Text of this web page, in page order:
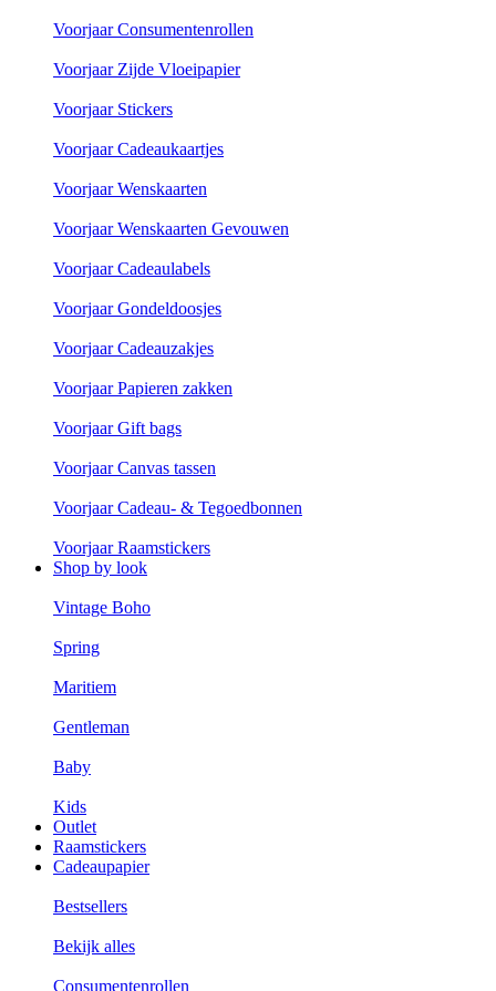
Voorjaar Consumentenrollen
Voorjaar Zijde Vloeipapier
Voorjaar Stickers
Voorjaar Cadeaukaartjes
Voorjaar Wenskaarten
Voorjaar Wenskaarten Gevouwen
Voorjaar Cadeaulabels
Voorjaar Gondeldoosjes
Voorjaar Cadeauzakjes
Voorjaar Papieren zakken
Voorjaar Gift bags
Voorjaar Canvas tassen
Voorjaar Cadeau- & Tegoedbonnen
Voorjaar Raamstickers
Shop by look
Vintage Boho
Spring
Maritiem
Gentleman
Baby
Kids
Outlet
Raamstickers
Cadeaupapier
Bestsellers
Bekijk alles
Consumentenrollen